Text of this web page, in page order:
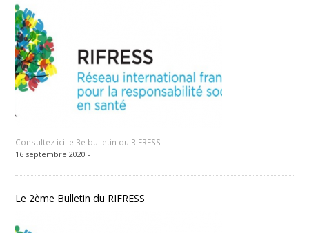
Consultez ici le 3e bulletin du RIFRESS
16 septembre 2020 -
Le 2ème Bulletin du RIFRESS